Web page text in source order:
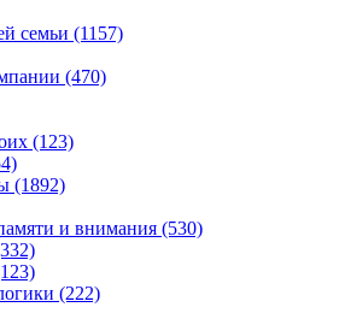
семьи (1157)
(470)
(123)
(1892)
и внимания (530)
(222)